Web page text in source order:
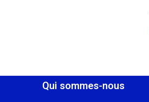
Qui sommes-nous